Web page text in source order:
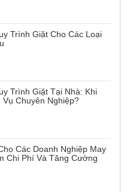
Trình Giặt Cho Các Loại
Trình Giặt Tại Nhà: Khi
Vụ Chuyên Nghiệp?
Các Doanh Nghiệp May
Chi Phí Và Tăng Cường